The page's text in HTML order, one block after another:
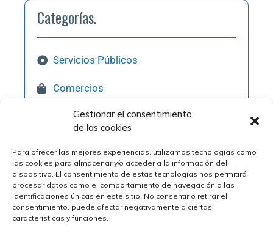
Gestionar el consentimiento
de las cookies
Para ofrecer las mejores experiencias, utilizamos tecnologías como
las cookies para almacenar y/o acceder a la información del
dispositivo. El consentimiento de estas tecnologías nos permitirá
procesar datos como el comportamiento de navegación o las
identificaciones únicas en este sitio. No consentir o retirar el
consentimiento, puede afectar negativamente a ciertas
características y funciones.
Categorías.
Servicios Públicos
Comercios
Hostelería
Qué Visitar